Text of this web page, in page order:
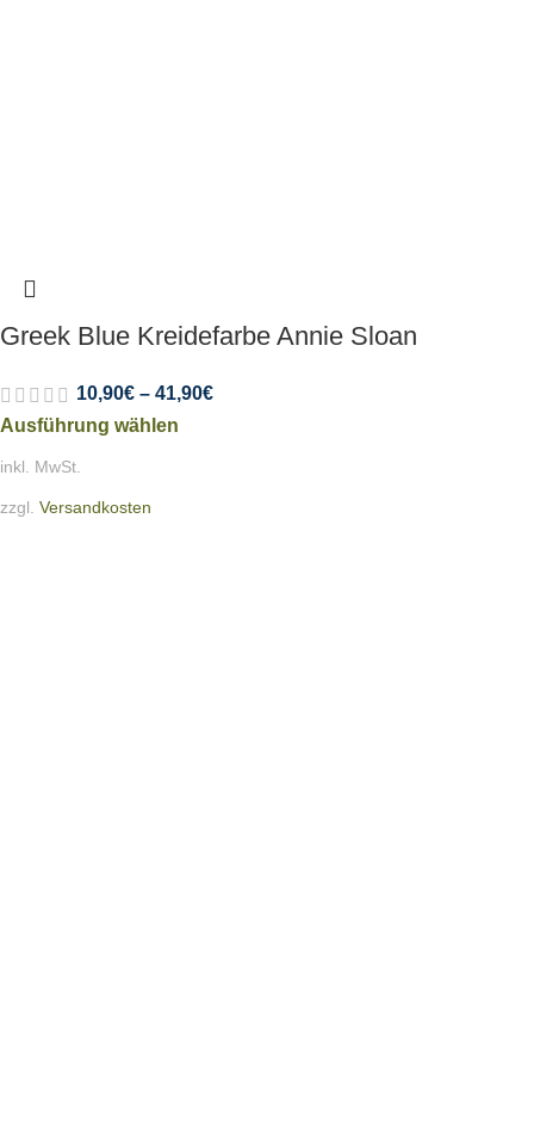
Greek Blue Kreidefarbe Annie Sloan
10,90€ – 41,90€
Ausführung wählen
inkl. MwSt.
zzgl. Versandkosten